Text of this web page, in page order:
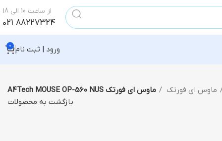
از ساعت 10 الی 18
88227324 021
ورود | ثبت نام 0
ماوس ای فورتک
ماوس ای فورتک A4Tech MOUSE OP-560 NUS
بازگشت به محصولات